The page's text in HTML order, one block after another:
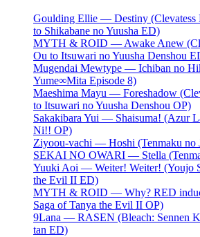
Goulding Ellie — Destiny (Clevatess
to Shikabane no Yuusha ED)
MYTH & ROID — Awake Anew
Ou to Itsuwari no Yuusha Denshou
Mugendai Mewtype — Ichiban no
Yume∞Mita Episode 8)
Maeshima Mayu — Foreshadow
to Itsuwari no Yuusha Denshou OP)
Sakakibara Yui — Shaisuma! (Azur
Ni!! OP)
Ziyoou-vachi — Hoshi (Tenmaku no
SEKAI NO OWARI — Stella
Yuuki Aoi — Weiter! Weiter! (Youjo
the Evil II ED)
MYTH & ROID — Why? RED
Saga of Tanya the Evil II OP)
9Lana — RASEN (Bleach: Sennen
tan ED)